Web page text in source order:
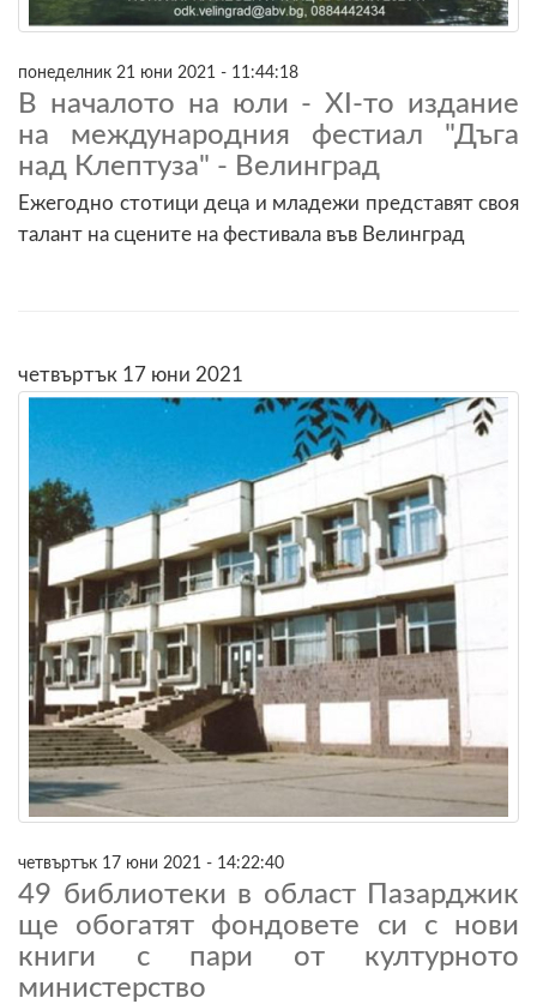
понеделник 21 юни 2021 - 11:44:18
В началото на юли - XI-то издание
на международния фестиал "Дъга
над Клептуза" - Велинград
Ежегодно стотици деца и младежи представят своя
талант на сцените на фестивала във Велинград
четвъртък 17 юни 2021
четвъртък 17 юни 2021 - 14:22:40
49 библиотеки в област Пазарджик
ще обогатят фондовете си с нови
книги с пари от културното
министерство